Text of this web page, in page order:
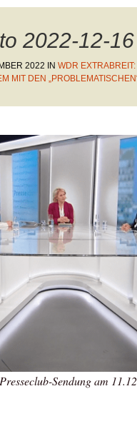
2022-12-
2022 IN WDR
MIT DEN
Sendung am